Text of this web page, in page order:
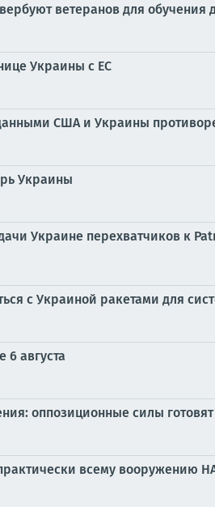
ветеранов для обучения
Украины с ЕС
США и Украины
Украины
Украине перехватчиков к
с Украиной ракетами для
августа
оппозиционные силы
всему вооружению